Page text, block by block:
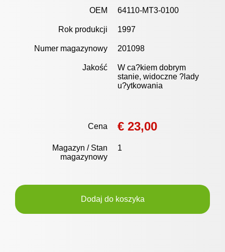
OEM 64110-MT3-0100
Rok produkcji 1997
Numer magazynowy 201098
Jakość
W ca?kiem dobrym
stanie, widoczne ?lady
u?ytkowania
Cena € 23,00
Magazyn / Stan
magazynowy
1
Dodaj do koszyka